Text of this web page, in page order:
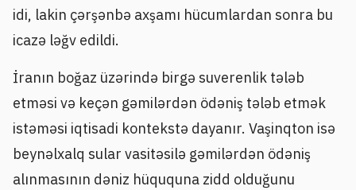
idi, lakin çərşənbə axşamı hücumlardan sonra bu
icazə ləğv edildi.
İranın boğaz üzərində birgə suverenlik tələb
etməsi və keçən gəmilərdən ödəniş tələb etmək
istəməsi iqtisadi kontekstə dayanır. Vaşinqton isə
beynəlxalq sular vasitəsilə gəmilərdən ödəniş
alınmasının dəniz hüququna zidd olduğunu